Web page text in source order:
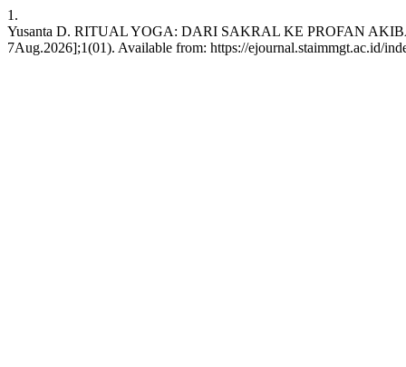
1.
Yusanta D. RITUAL YOGA: DARI SAKRAL KE PROFAN
7Aug.2026];1(01). Available from: https://ejournal.staimmgt.ac.id/